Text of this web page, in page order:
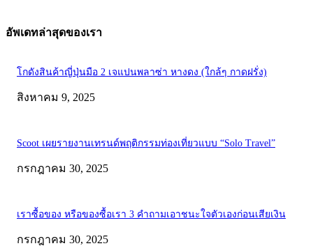
อัพเดทล่าสุดของเรา
โกดังสินค้าญี่ปุ่นมือ 2 เจแปนพลาซ่า หางดง (ใกล้ๆ กาดฝรั่ง)
สิงหาคม 9, 2025
Scoot เผยรายงานเทรนด์พฤติกรรมท่องเที่ยวแบบ “Solo Travel”
กรกฎาคม 30, 2025
เราซื้อของ หรือของซื้อเรา 3 คำถามเอาชนะใจตัวเองก่อนเสียเงิน
กรกฎาคม 30, 2025